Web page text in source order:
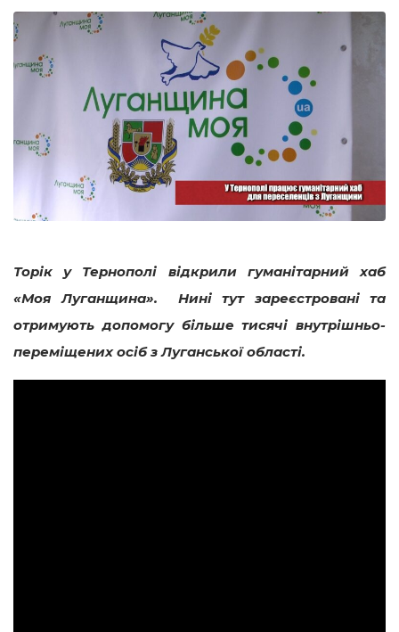
Торік у Тернополі відкрили гуманітарний хаб
«Моя Луганщина». Нині тут зареєстровані та
отримують допомогу більше тисячі внутрішньо-
переміщених осіб з Луганської області.